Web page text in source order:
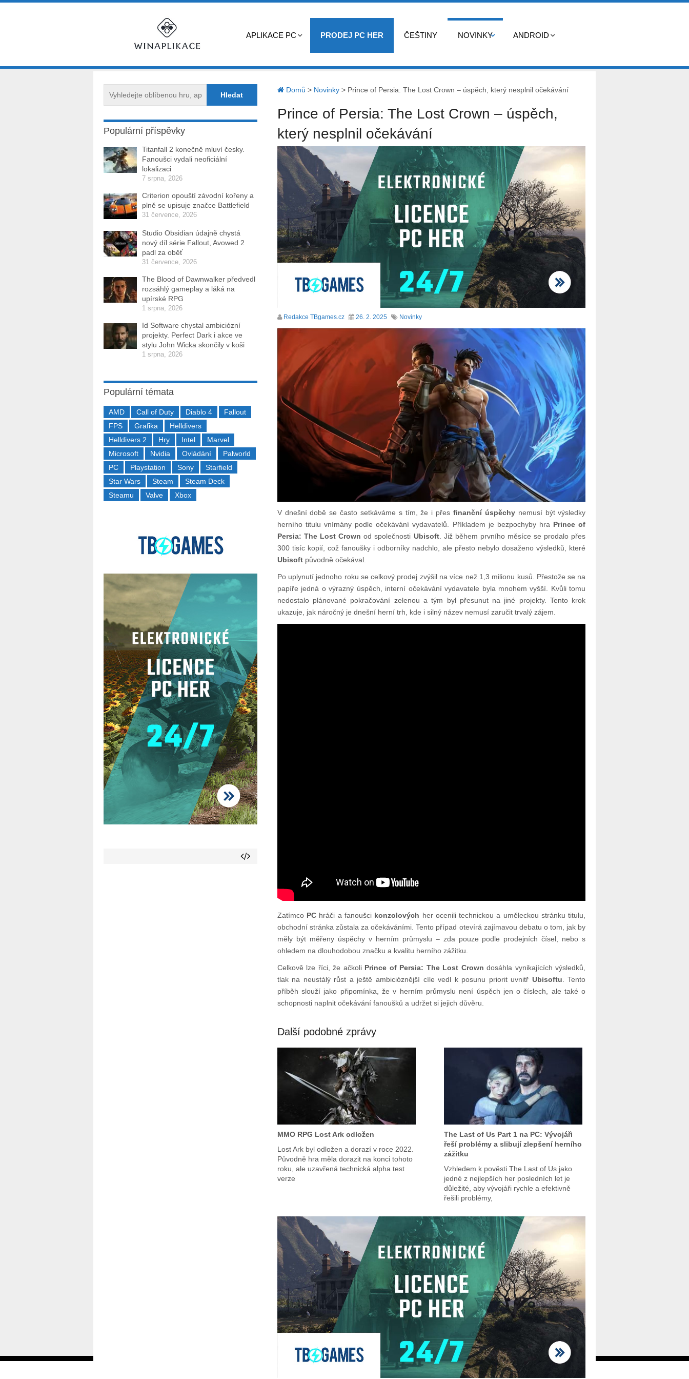
APLIKACE PC PRODEJ PC HER ČEŠTINY NOVINKY ANDROID
Domů > Novinky> Prince of Persia: The Lost Crown – úspěch, který nesplnil očekávání
Prince of Persia: The Lost Crown – úspěch,
který nesplnil očekávání
Redakce TBgames.cz 26. 2. 2025 Novinky
V dnešní době se často setkáváme s tím, že i přesfinanční úspěchynemusí být výsledky
herního titulu vnímány podle očekávání vydavatelů. Příkladem je bezpochyby hra Prince of
Persia: The Lost Crown od společnosti Ubisoft. Již během prvního měsíce se prodalo přes
300 tisíc kopií, což fanoušky i odborníky nadchlo, ale přesto nebylo dosaženo výsledků, které
Ubisoftpůvodně očekával.
Po uplynutí jednoho roku se celkový prodej zvýšil na více než 1,3 milionu kusů. Přestože se na
papíře jedná o výrazný úspěch, interní očekávání vydavatele byla mnohem vyšší. Kvůli tomu
nedostalo plánované pokračování zelenou a tým byl přesunut na jiné projekty. Tento krok
ukazuje, jak náročný je dnešní herní trh, kde i silný název nemusí zaručit trvalý zájem.
Zatímco PC hráči a fanoušci konzolových her ocenili technickou a uměleckou stránku titulu,
obchodní stránka zůstala za očekáváními. Tento případ otevírá zajímavou debatu o tom, jak by
měly být měřeny úspěchy v herním průmyslu – zda pouze podle prodejních čísel, nebo s
ohledem na dlouhodobou značku a kvalitu herního zážitku.
Celkově lze říci, že ačkoli Prince of Persia: The Lost Crown dosáhla vynikajících výsledků,
tlak na neustálý růst a ještě ambicióznější cíle vedl k posunu priorit uvnitř Ubisoftu. Tento
příběh slouží jako připomínka, že v herním průmyslu není úspěch jen o číslech, ale také o
schopnosti naplnit očekávání fanoušků a udržet si jejich důvěru.
Další podobné zprávy
MMO RPG Lost Ark odložen
Lost Ark byl odložen a dorazí v roce 2022.
Původně hra měla dorazit na konci tohoto
roku, ale uzavřená technická alpha test
verze
The Last of Us Part 1 na PC: Vývojáři
řeší problémy a slibují zlepšení herního
zážitku
Vzhledem k pověsti The Last of Us jako
jedné z nejlepších her posledních let je
důležité, aby vývojáři rychle a efektivně
řešili problémy,
Populární příspěvky
Titanfall 2 konečně mluví česky.
Fanoušci vydali neoficiální
lokalizaci
7 srpna, 2026
Criterion opouští závodní kořeny a
plně se upisuje značce Battlefield
31 července, 2026
Studio Obsidian údajně chystá
nový díl série Fallout, Avowed 2
padl za oběť
31 července, 2026
The Blood of Dawnwalker předvedl
rozsáhlý gameplay a láká na
upírské RPG
1 srpna, 2026
Id Software chystal ambiciózní
projekty. Perfect Dark i akce ve
stylu John Wicka skončily v koši
1 srpna, 2026
Populární témata
AMD Call of Duty Diablo 4
Fallout
FPS
Grafika
Helldivers
Helldivers 2
Hry Intel
Marvel
Microsoft
Nvidia Ovládání
Palworld
PC
Playstation Sony
Starfield
Star Wars
Steam
Steam Deck
Steamu
Valve Xbox